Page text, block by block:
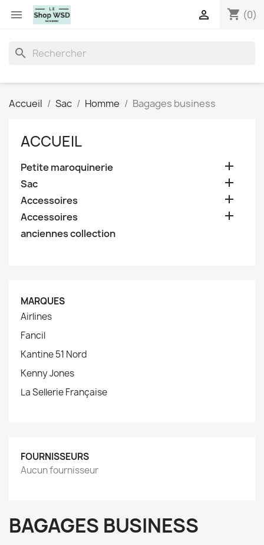
 shopping_cart (0)

search
Accueil Sac Homme Bagages business
ACCUEIL
Petite maroquinerie 
Sac 
Accessoires 
Accessoires 
anciennes collection
MARQUES
Airlines
Fancil
Kantine 51 Nord
Kenny Jones
La Sellerie Française
FOURNISSEURS
Aucun fournisseur
BAGAGES BUSINESS